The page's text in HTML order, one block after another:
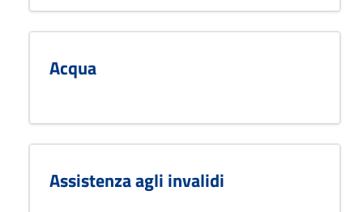
Acqua
Assistenza agli invalidi